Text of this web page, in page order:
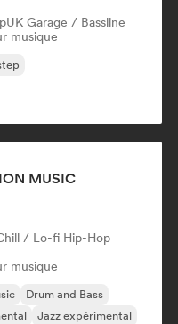
UK Garage / Bassline
musique
MUSIC
/ Lo-fi Hip-Hop
musique
Drum and Bass
Jazz expérimental